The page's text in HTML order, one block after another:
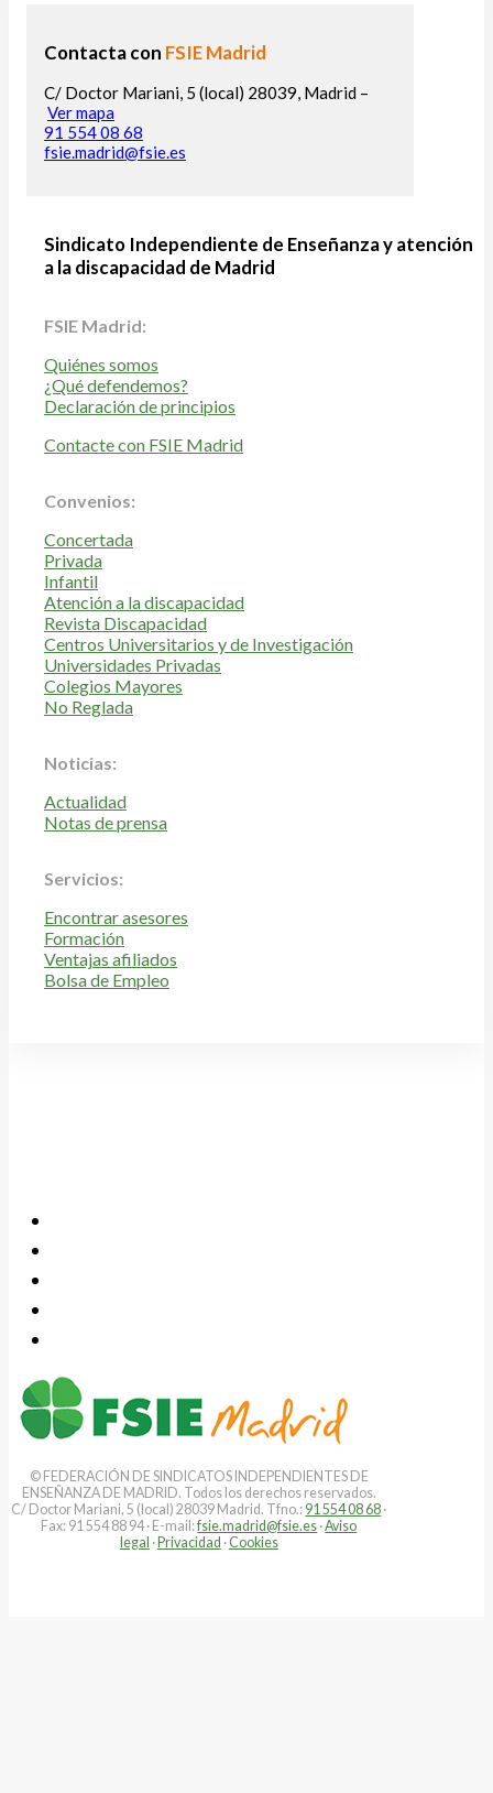
Contacta con FSIE Madrid
C/ Doctor Mariani, 5 (local) 28039, Madrid –
Ver mapa
91 554 08 68
fsie.madrid@fsie.es
Sindicato Independiente de Enseñanza y atención
a la discapacidad de Madrid
FSIE Madrid:
Quiénes somos
¿Qué defendemos?
Declaración de principios
Contacte con FSIE Madrid
Convenios:
Concertada
Privada
Infantil
Atención a la discapacidad
Revista Discapacidad
Centros Universitarios y de Investigación
Universidades Privadas
Colegios Mayores
No Reglada
Noticias:
Actualidad
Notas de prensa
Servicios:
Encontrar asesores
Formación
Ventajas afiliados
Bolsa de Empleo
© FEDERACIÓN DE SINDICATOS INDEPENDIENTES DE
ENSEÑANZA DE MADRID. Todos los derechos reservados.
C/ Doctor Mariani, 5 (local) 28039 Madrid. Tfno.: 91 554 08 68 ·
Fax: 91 554 88 94 · E-mail:fsie.madrid@fsie.es ·Aviso
legal ·Privacidad · Cookies